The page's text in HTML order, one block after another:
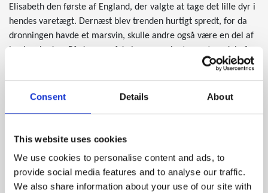
Consent Details About
This website uses cookies
We use cookies to personalise content and ads, to
provide social media features and to analyse our traffic.
We also share information about your use of our site with
Elisabeth den første af England, der valgte at tage det lille dyr i
hendes varetægt. Dernæst blev trenden hurtigt spredt, for da
dronningen havde et marsvin, skulle andre også være en del af
begivenheden. På denne måde har marsvinet været en del af
kæledyrenes repertoire siden 1500-tallet, og der er blot
kommet flere og flere til i de private hjem.
Du skal være forsigtig når du bærer rundt på dit marsvin
Marsvin er bestemt ikke dyr der er beregnet til at klatre rundt i
græs og gemme sig på de absolut bedste gemmesteder. Dette
betyder også, at deres ryg ikke er egnet til den store akrobatik.
Faktisk har marsvin faktisk en ret skrøbelig ryg, der risikerer at
brække, hvis den hopper lidt for langt ned fra selv en lille afsats.